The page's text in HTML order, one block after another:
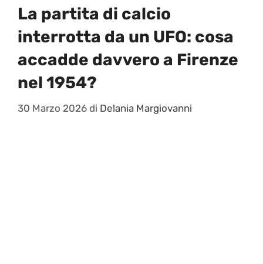
La partita di calcio
interrotta da un UFO: cosa
accadde davvero a Firenze
nel 1954?
30 Marzo 2026 di Delania Margiovanni